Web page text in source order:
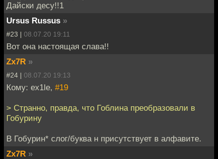
Дайски десу!!1
Ursus Russus »
#23 | 08.07.20 19:11
Вот она настоящая слава!!
Zx7R »
#24 | 08.07.20 19:13
Кому: ex1le, #19
> Странно, правда, что Гоблина преобразовали в
Гобурину
В Гобурин* слог/буква н присутствует в алфавите.
Zx7R »